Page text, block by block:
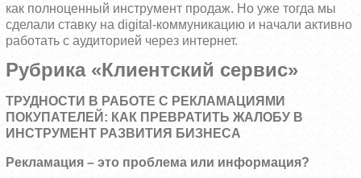
как полноценный инструмент продаж. Но уже тогда мы
сделали ставку на digital-коммуникацию и начали активно
работать с аудиторией через интернет.
Рубрика «Клиентский сервис»
ТРУДНОСТИ В РАБОТЕ С РЕКЛАМАЦИЯМИ
ПОКУПАТЕЛЕЙ: КАК ПРЕВРАТИТЬ ЖАЛОБУ В
ИНСТРУМЕНТ РАЗВИТИЯ БИЗНЕСА
Рекламация – это проблема или информация?